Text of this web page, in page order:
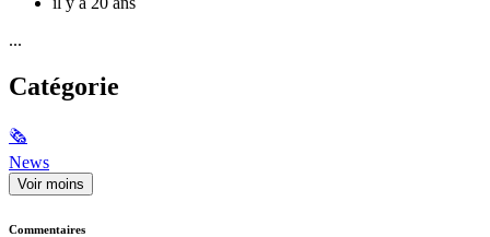
...
Catégorie
🗞
News
Voir moins
Commentaires